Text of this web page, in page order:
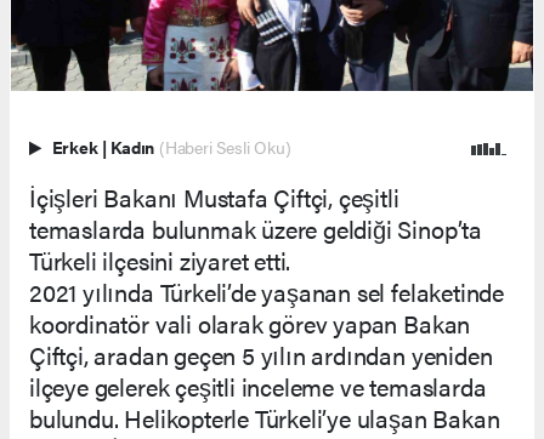
Erkek | Kadın (Haberi Sesli Oku)
İçişleri Bakanı Mustafa Çiftçi, çeşitli
temaslarda bulunmak üzere geldiği Sinop’ta
Türkeli ilçesini ziyaret etti.
2021 yılında Türkeli’de yaşanan sel felaketinde
koordinatör vali olarak görev yapan Bakan
Çiftçi, aradan geçen 5 yılın ardından yeniden
ilçeye gelerek çeşitli inceleme ve temaslarda
bulundu. Helikopterle Türkeli’ye ulaşan Bakan